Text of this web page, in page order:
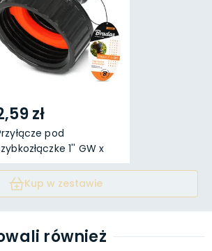
zł
pod
1'' GW x
...
Kup w zestawie
również